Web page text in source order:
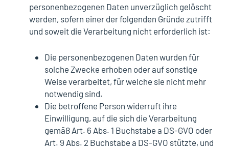
personenbezogenen Daten unverzüglich gelöscht
werden, sofern einer der folgenden Gründe zutrifft
und soweit die Verarbeitung nicht erforderlich ist:
Die personenbezogenen Daten wurden für
solche Zwecke erhoben oder auf sonstige
Weise verarbeitet, für welche sie nicht mehr
notwendig sind.
Die betroffene Person widerruft ihre
Einwilligung, auf die sich die Verarbeitung
gemäß Art. 6 Abs. 1 Buchstabe a DS-GVO oder
Art. 9 Abs. 2 Buchstabe a DS-GVO stützte, und